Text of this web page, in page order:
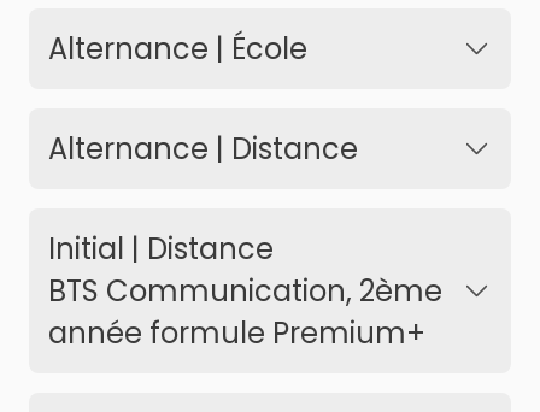
Alternance | École
Alternance | Distance
Initial | Distance
BTS Communication, 2ème
année formule Premium+